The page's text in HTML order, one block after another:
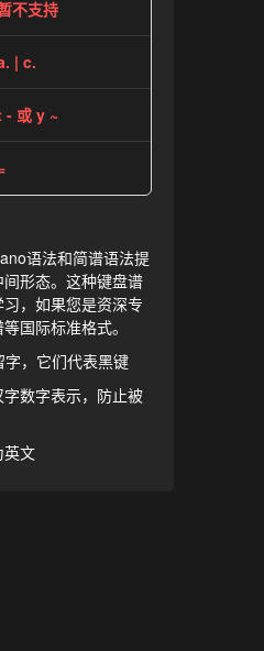
不支持
| c.
- 或 y ~
语法和简谱语法提
形态。这种键盘谱
，如果您是资深专
国际标准格式。
字，它们代表黑键
数字表示，防止被
英文